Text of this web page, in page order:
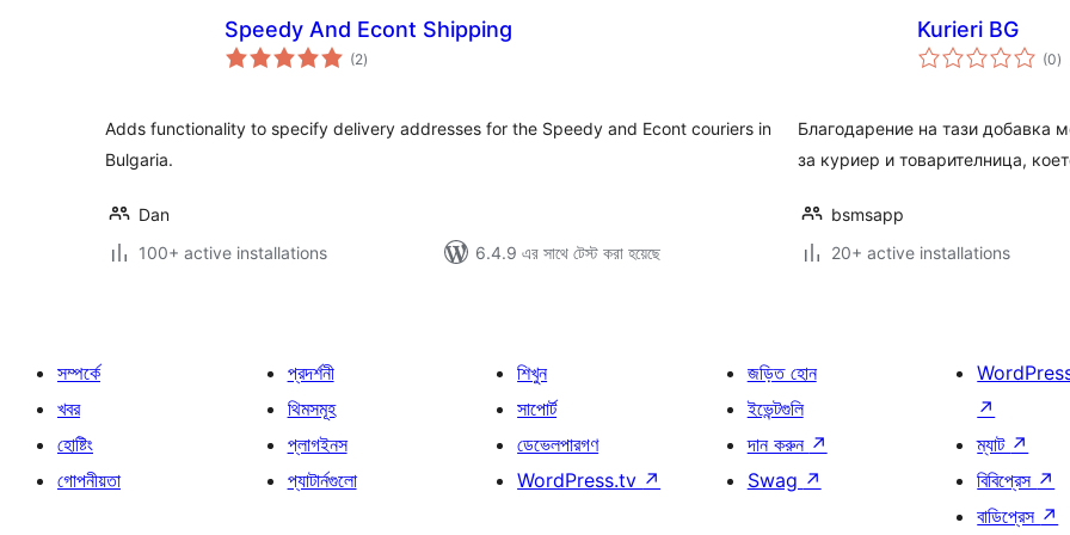
Speedy And Econt Shipping
(2total
ratings
)
Adds functionality to specify delivery addresses for the Speedy and Econt couriers in
Bulgaria.
Dan
100+ active installations
6.4.9 এর সাথে টেস্ট করা হয়েছে
Kurieri BG
(0)
Благодарение на тази добавка
за куриер и товарителница,
bsmsapp
20+ active installations
সম্পর্কে
খবর
হোষ্টিং
গোপনীয়তা
প্রদর্শনী
থিমসমূহ
প্লাগইনস
প্যাটার্নগুলো
শিখুন
সাপোর্ট
ডেভেলপারগণ
WordPress.tv ↗
জড়িত হোন
ইভেন্টগুলি
দান করুন ↗
Swag ↗
↗
ম্যাট ↗
বিবিপ্রেস ↗
বাডিপ্রেস ↗